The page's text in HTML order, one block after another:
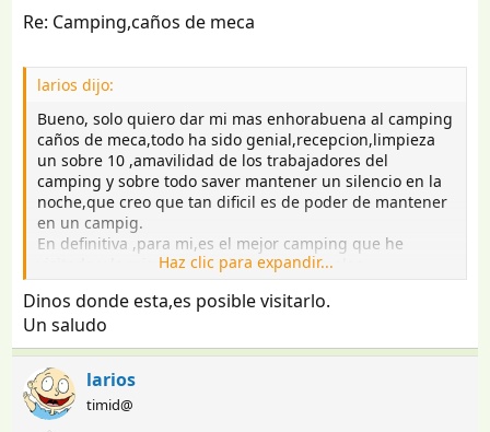
Re: Camping,caños de meca
larios dijo:
Bueno, solo quiero dar mi mas enhorabuena al camping
caños de meca,todo ha sido genial,recepcion,limpieza
un sobre 10 ,amavilidad de los trabajadores del
camping y sobre todo saver mantener un silencio en la
noche,que creo que tan dificil es de poder de mantener
en un campig.
En definitiva ,para mi,es el mejor camping que he
visitado y lo mismo que criticamos los malos
camping,creo que cuando hay alguno que se me rece
un elogio tambien devemos exponerlo.
Haz clic para expandir...
Dinos donde esta,es posible visitarlo.
Un saludo
larios
timid@